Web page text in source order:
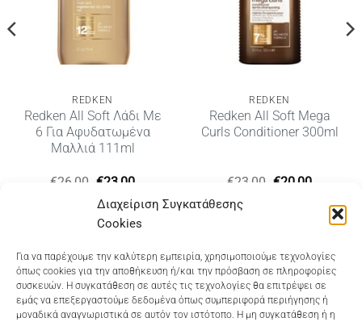
Διαχείριση Συγκατάθεσης
Cookies
Για να παρέχουμε την καλύτερη εμπειρία, χρησιμοποιούμε τεχνολογίες
όπως cookies για την αποθήκευση ή/και την πρόσβαση σε πληροφορίες
συσκευών. Η συγκατάθεση σε αυτές τις τεχνολογίες θα επιτρέψει σε
εμάς να επεξεργαστούμε δεδομένα όπως συμπεριφορά περιήγησης ή
μοναδικά αναγνωριστικά σε αυτόν τον ιστότοπο. Η μη συγκατάθεση ή η
REDKEN
Redken All Soft Λάδι Με
6 Για Αφυδατωμένα
Μαλλιά 111ml
€26,00 Original
was:
€26,00.
€23,00Η
τιμή
είναι:
€23,00.
REDKEN
Redken All Soft Mega
Curls Conditioner 300ml
€23,00 Original
€20,00Η
τιμή
είναι:
€20,00.
Dioni Hair Care, Ζυμβρακάκηδων 33, τηλ 28210
91906
Dioni Hair Spa, Κ. Σφακιανάκη 5, τηλ 28210 94712